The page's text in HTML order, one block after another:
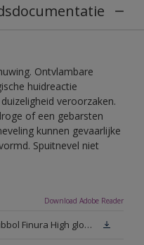
Ontvlambare
huidreactie
veroorzaken.
of een gebarsten
kunnen gevaarlijke
Spuitnevel niet
Download Adobe Reader
Technisch Informatieblad Rubbol Finura High gloss (PDF)